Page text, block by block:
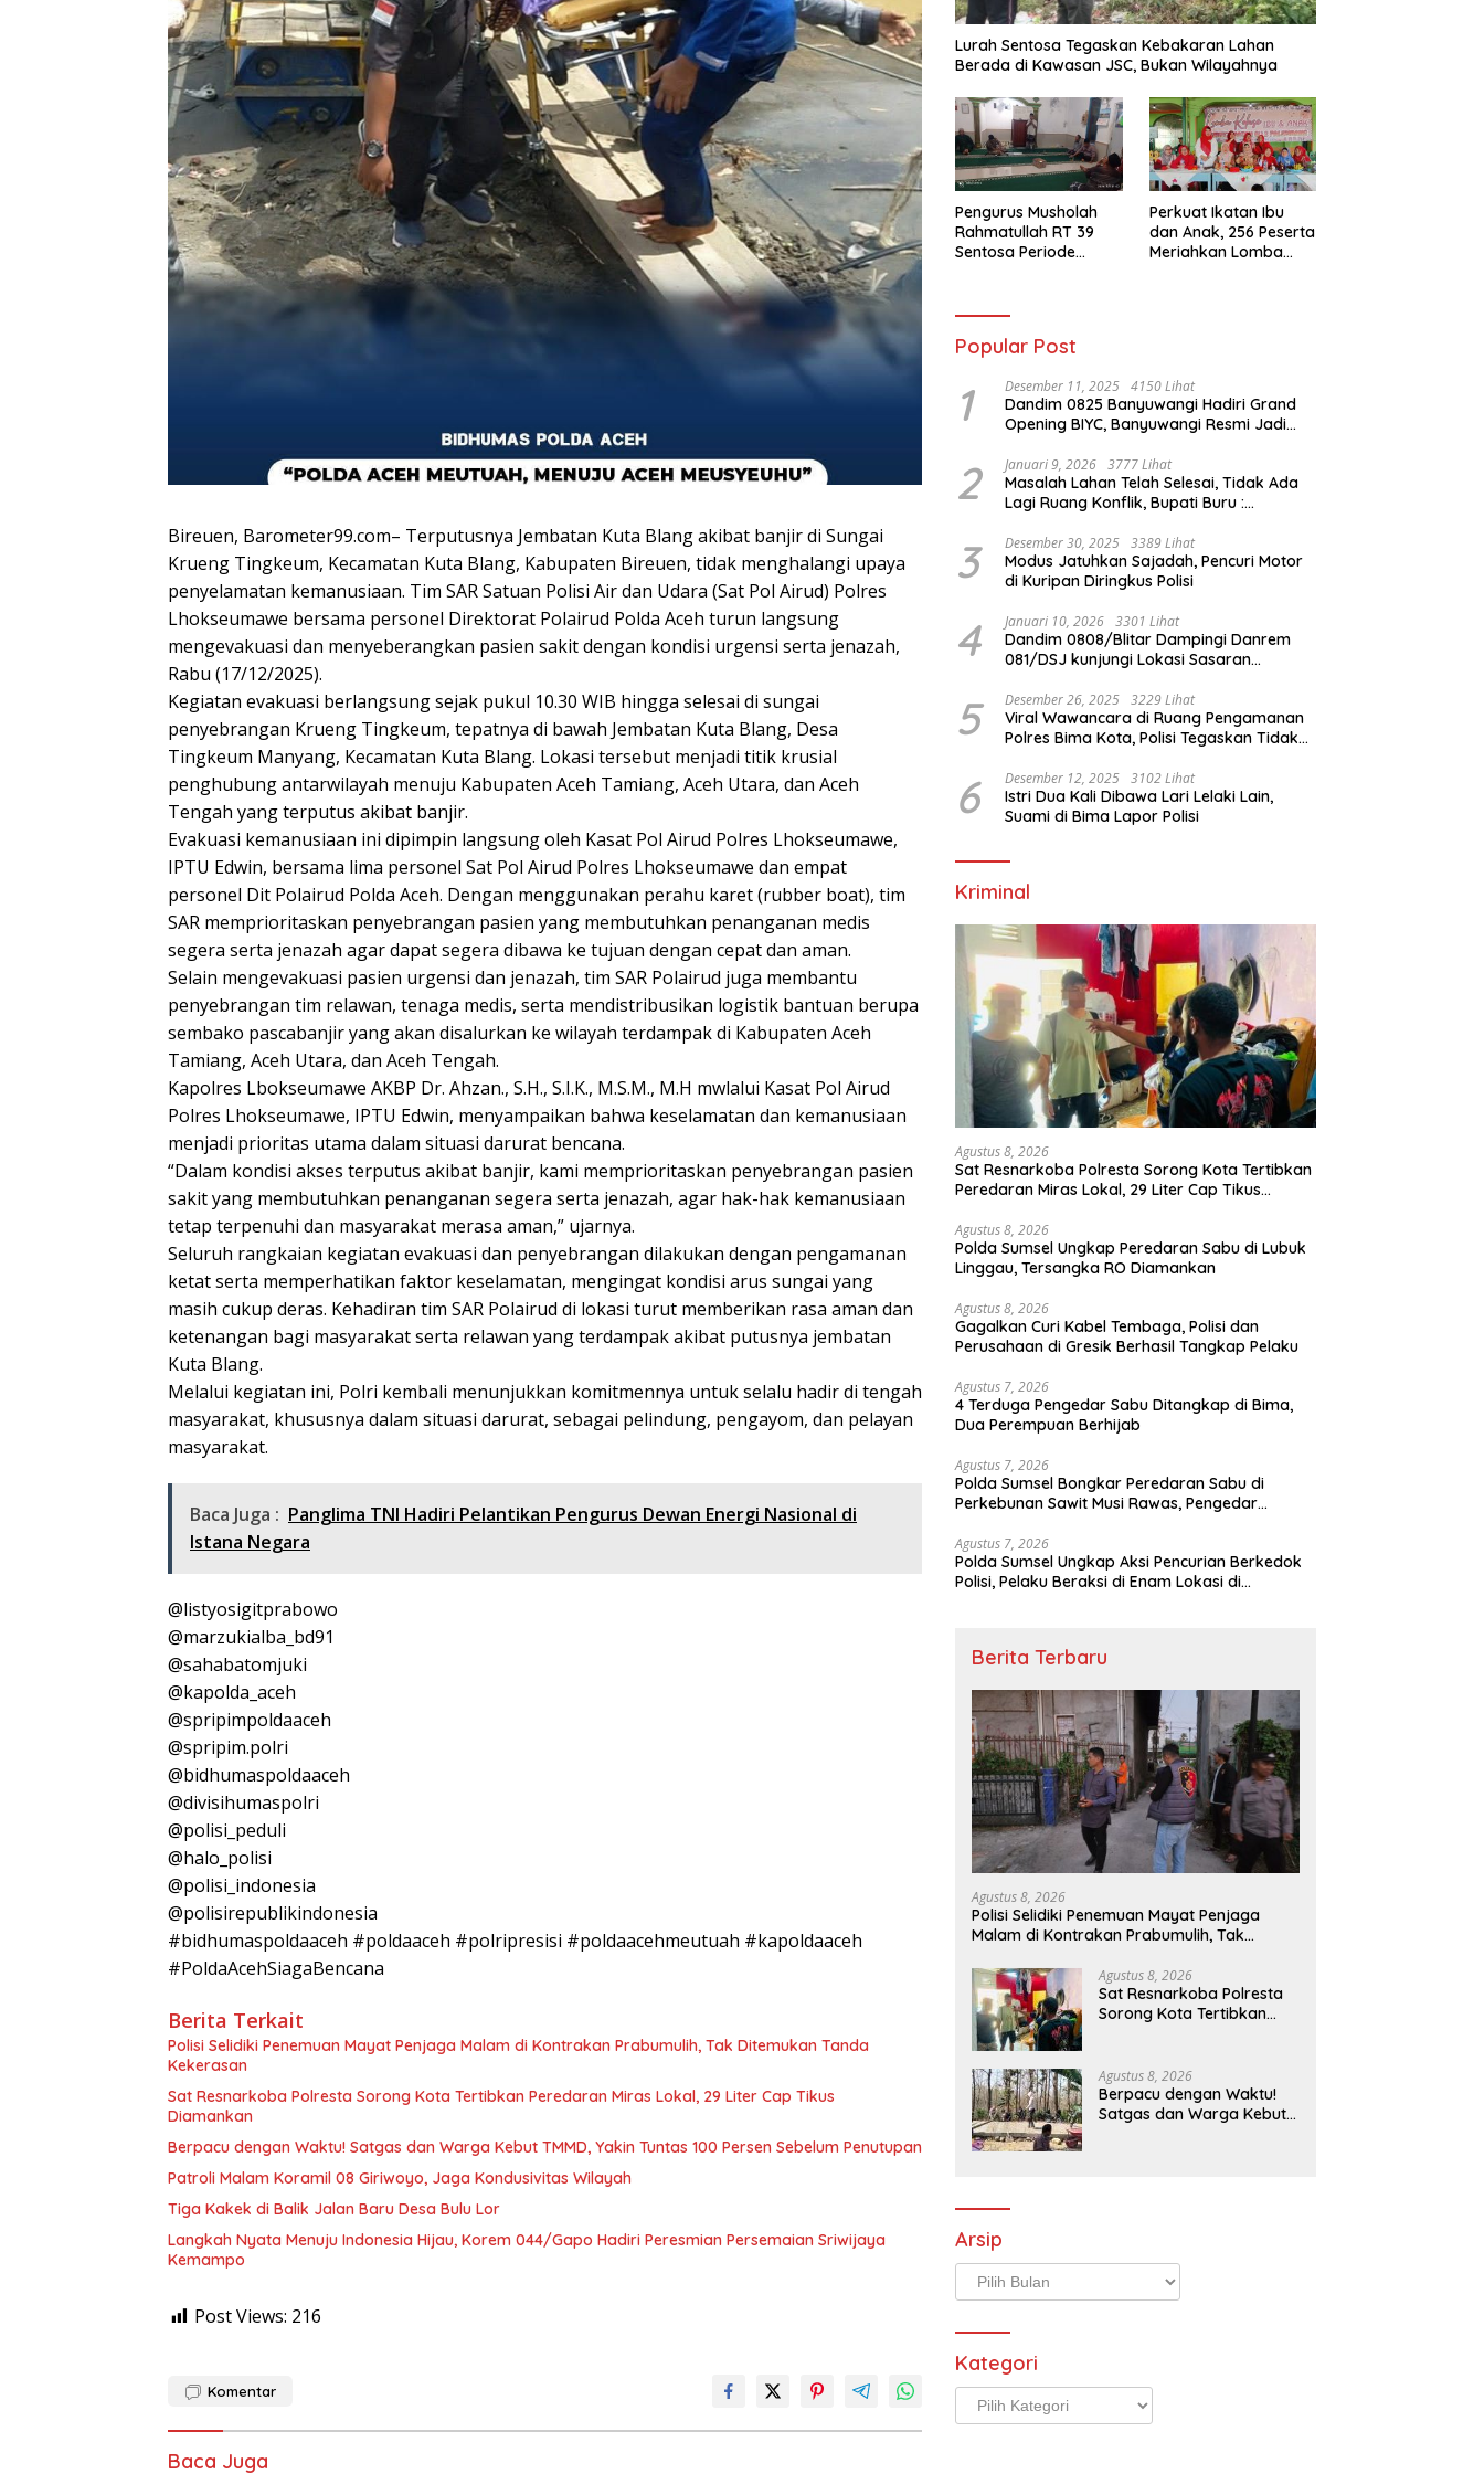
Bireuen, Barometer99.com– Terputusnya Jembatan Kuta Blang akibat banjir di Sungai
Krueng Tingkeum, Kecamatan Kuta Blang, Kabupaten Bireuen, tidak menghalangi upaya
penyelamatan kemanusiaan. Tim SAR Satuan Polisi Air dan Udara (Sat Pol Airud) Polres
Lhokseumawe bersama personel Direktorat Polairud Polda Aceh turun langsung
mengevakuasi dan menyeberangkan pasien sakit dengan kondisi urgensi serta jenazah,
Rabu (17/12/2025).
Kegiatan evakuasi berlangsung sejak pukul 10.30 WIB hingga selesai di sungai
penyebrangan Krueng Tingkeum, tepatnya di bawah Jembatan Kuta Blang, Desa
Tingkeum Manyang, Kecamatan Kuta Blang. Lokasi tersebut menjadi titik krusial
penghubung antarwilayah menuju Kabupaten Aceh Tamiang, Aceh Utara, dan Aceh
Tengah yang terputus akibat banjir.
Evakuasi kemanusiaan ini dipimpin langsung oleh Kasat Pol Airud Polres Lhokseumawe,
IPTU Edwin, bersama lima personel Sat Pol Airud Polres Lhokseumawe dan empat
personel Dit Polairud Polda Aceh. Dengan menggunakan perahu karet (rubber boat), tim
SAR memprioritaskan penyebrangan pasien yang membutuhkan penanganan medis
segera serta jenazah agar dapat segera dibawa ke tujuan dengan cepat dan aman.
Selain mengevakuasi pasien urgensi dan jenazah, tim SAR Polairud juga membantu
penyebrangan tim relawan, tenaga medis, serta mendistribusikan logistik bantuan berupa
sembako pascabanjir yang akan disalurkan ke wilayah terdampak di Kabupaten Aceh
Tamiang, Aceh Utara, dan Aceh Tengah.
Kapolres Lbokseumawe AKBP Dr. Ahzan., S.H., S.I.K., M.S.M., M.H mwlalui Kasat Pol Airud
Polres Lhokseumawe, IPTU Edwin, menyampaikan bahwa keselamatan dan kemanusiaan
menjadi prioritas utama dalam situasi darurat bencana.
“Dalam kondisi akses terputus akibat banjir, kami memprioritaskan penyebrangan pasien
sakit yang membutuhkan penanganan segera serta jenazah, agar hak-hak kemanusiaan
tetap terpenuhi dan masyarakat merasa aman,” ujarnya.
Seluruh rangkaian kegiatan evakuasi dan penyebrangan dilakukan dengan pengamanan
ketat serta memperhatikan faktor keselamatan, mengingat kondisi arus sungai yang
masih cukup deras. Kehadiran tim SAR Polairud di lokasi turut memberikan rasa aman dan
ketenangan bagi masyarakat serta relawan yang terdampak akibat putusnya jembatan
Kuta Blang.
Melalui kegiatan ini, Polri kembali menunjukkan komitmennya untuk selalu hadir di tengah
masyarakat, khususnya dalam situasi darurat, sebagai pelindung, pengayom, dan pelayan
masyarakat.
Baca Juga : Panglima TNI Hadiri Pelantikan Pengurus Dewan Energi Nasional di
Istana Negara
@listyosigitprabowo
@marzukialba_bd91
@sahabatomjuki
@kapolda_aceh
@spripimpoldaaceh
@spripim.polri
@bidhumaspoldaaceh
@divisihumaspolri
@polisi_peduli
@halo_polisi
@polisi_indonesia
@polisirepublikindonesia
#bidhumaspoldaaceh #poldaaceh #polripresisi #poldaacehmeutuah #kapoldaaceh
#PoldaAcehSiagaBencana
Berita Terkait
Polisi Selidiki Penemuan Mayat Penjaga Malam di Kontrakan Prabumulih, Tak Ditemukan Tanda
Kekerasan
Sat Resnarkoba Polresta Sorong Kota Tertibkan Peredaran Miras Lokal, 29 Liter Cap Tikus
Diamankan
Berpacu dengan Waktu! Satgas dan Warga Kebut TMMD, Yakin Tuntas 100 Persen Sebelum Penutupan
Patroli Malam Koramil 08 Giriwoyo, Jaga Kondusivitas Wilayah
Tiga Kakek di Balik Jalan Baru Desa Bulu Lor
Langkah Nyata Menuju Indonesia Hijau, Korem 044/Gapo Hadiri Peresmian Persemaian Sriwijaya
Kemampo
Post Views: 216
Komentar
Baca Juga
Lurah Sentosa Tegaskan Kebakaran Lahan
Berada di Kawasan JSC, Bukan Wilayahnya
Pengurus Musholah
Rahmatullah RT 39
Sentosa Periode
Perkuat Ikatan Ibu
dan Anak, 256 Peserta
Meriahkan Lomba
Popular Post
1 Desember 11, 2025 4150 Lihat
Dandim 0825 Banyuwangi Hadiri Grand
Opening BIYC, Banyuwangi Resmi Jadi
2 Januari 9, 2026 3777 Lihat
Masalah Lahan Telah Selesai, Tidak Ada
Lagi Ruang Konflik, Bupati Buru :
Januari 2026
3 Desember 30, 2025 3389 Lihat
Modus Jatuhkan Sajadah, Pencuri Motor
di Kuripan Diringkus Polisi
4 Januari 10, 2026 3301 Lihat
Dandim 0808/Blitar Dampingi Danrem
081/DSJ kunjungi Lokasi Sasaran
Blitar
5 Desember 26, 2025 3229 Lihat
Viral Wawancara di Ruang Pengamanan
Polres Bima Kota, Polisi Tegaskan Tidak
6 Desember 12, 2025 3102 Lihat
Istri Dua Kali Dibawa Lari Lelaki Lain,
Suami di Bima Lapor Polisi
Kriminal
Agustus 8, 2026
Sat Resnarkoba Polresta Sorong Kota Tertibkan
Peredaran Miras Lokal, 29 Liter Cap Tikus
Agustus 8, 2026
Polda Sumsel Ungkap Peredaran Sabu di Lubuk
Linggau, Tersangka RO Diamankan
Agustus 8, 2026
Gagalkan Curi Kabel Tembaga, Polisi dan
Perusahaan di Gresik Berhasil Tangkap Pelaku
Agustus 7, 2026
4 Terduga Pengedar Sabu Ditangkap di Bima,
Dua Perempuan Berhijab
Agustus 7, 2026
Polda Sumsel Bongkar Peredaran Sabu di
Perkebunan Sawit Musi Rawas, Pengedar
Timbangan Digital
Agustus 7, 2026
Polda Sumsel Ungkap Aksi Pencurian Berkedok
Polisi, Pelaku Beraksi di Enam Lokasi di
Berita Terbaru
Agustus 8, 2026
Polisi Selidiki Penemuan Mayat Penjaga
Malam di Kontrakan Prabumulih, Tak
Agustus 8, 2026
Sat Resnarkoba Polresta
Sorong Kota Tertibkan
Agustus 8, 2026
Berpacu dengan Waktu!
Satgas dan Warga Kebut
Arsip
Arsip
Kategori
Kategori